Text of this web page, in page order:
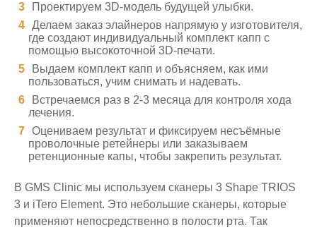
Проектируем 3D-модель будущей улыбки.
Делаем заказ элайнеров напрямую у изготовителя,
где создают индивидуальный комплект капп с
помощью высокоточной 3D-печати.
Выдаем комплект капп и объясняем, как ими
пользоваться, учим снимать и надевать.
Встречаемся раз в 2-3 месяца для контроля хода
лечения.
Оцениваем результат и фиксируем несъёмные
проволочные ретейнеры или заказываем
ретенционные капы, чтобы закрепить результат.
В GMS Clinic мы используем сканеры 3 Shape TRIOS
3 и iTero Element. Это небольшие сканеры, которые
применяют непосредственно в полости рта. Так